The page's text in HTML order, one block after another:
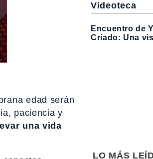
edad serán
paciencia y
una vida
Videoteca
Encuentro de
Criado: Una
LO MÁS